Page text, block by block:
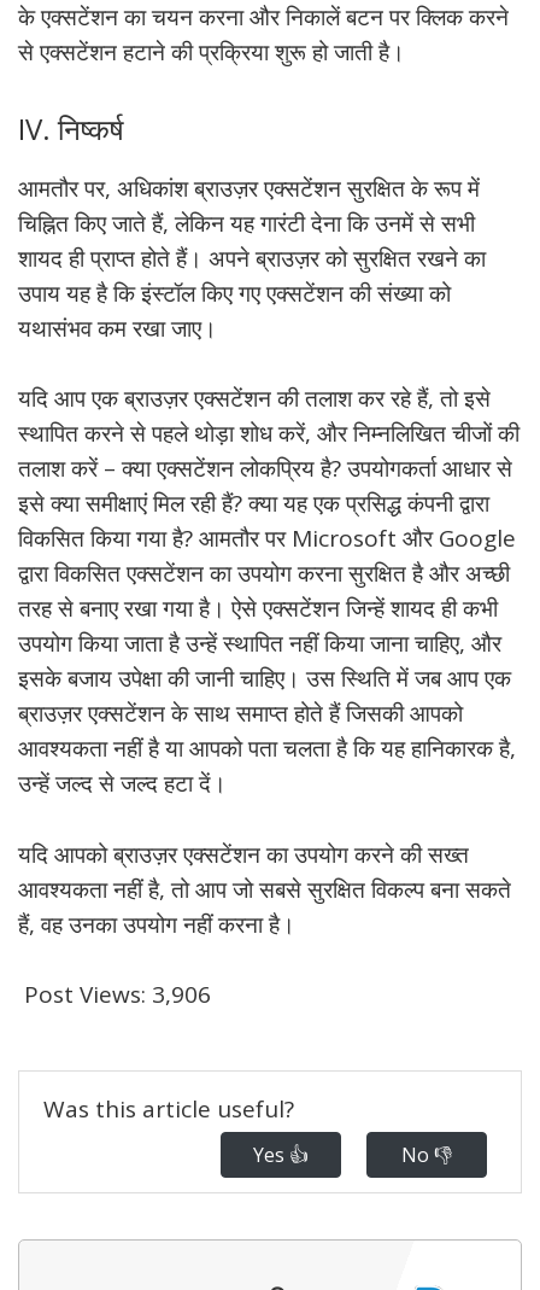
के एक्सटेंशन का चयन करना और निकालें बटन पर क्लिक करने
से एक्सटेंशन हटाने की प्रक्रिया शुरू हो जाती है।
IV. निष्कर्ष
आमतौर पर, अधिकांश ब्राउज़र एक्सटेंशन सुरक्षित के रूप में
चिह्नित किए जाते हैं, लेकिन यह गारंटी देना कि उनमें से सभी
शायद ही प्राप्त होते हैं। अपने ब्राउज़र को सुरक्षित रखने का
उपाय यह है कि इंस्टॉल किए गए एक्सटेंशन की संख्या को
यथासंभव कम रखा जाए।
यदि आप एक ब्राउज़र एक्सटेंशन की तलाश कर रहे हैं, तो इसे
स्थापित करने से पहले थोड़ा शोध करें, और निम्नलिखित चीजों की
तलाश करें – क्या एक्सटेंशन लोकप्रिय है? उपयोगकर्ता आधार से
इसे क्या समीक्षाएं मिल रही हैं? क्या यह एक प्रसिद्ध कंपनी द्वारा
विकसित किया गया है? आमतौर पर Microsoft और Google
द्वारा विकसित एक्सटेंशन का उपयोग करना सुरक्षित है और अच्छी
तरह से बनाए रखा गया है। ऐसे एक्सटेंशन जिन्हें शायद ही कभी
उपयोग किया जाता है उन्हें स्थापित नहीं किया जाना चाहिए, और
इसके बजाय उपेक्षा की जानी चाहिए। उस स्थिति में जब आप एक
ब्राउज़र एक्सटेंशन के साथ समाप्त होते हैं जिसकी आपको
आवश्यकता नहीं है या आपको पता चलता है कि यह हानिकारक है,
उन्हें जल्द से जल्द हटा दें।
यदि आपको ब्राउज़र एक्सटेंशन का उपयोग करने की सख्त
आवश्यकता नहीं है, तो आप जो सबसे सुरक्षित विकल्प बना सकते
हैं, वह उनका उपयोग नहीं करना है।
Post Views: 3,906
Was this article useful?
Yes 👍 No 👎